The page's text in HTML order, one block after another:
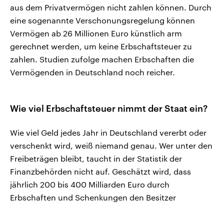
aus dem Privatvermögen nicht zahlen können. Durch
eine sogenannte Verschonungsregelung können
Vermögen ab 26 Millionen Euro künstlich arm
gerechnet werden, um keine Erbschaftsteuer zu
zahlen. Studien zufolge machen Erbschaften die
Vermögenden in Deutschland noch reicher.
Wie viel Erbschaftsteuer nimmt der Staat ein?
Wie viel Geld jedes Jahr in Deutschland vererbt oder
verschenkt wird, weiß niemand genau. Wer unter den
Freibeträgen bleibt, taucht in der Statistik der
Finanzbehörden nicht auf. Geschätzt wird, dass
jährlich 200 bis 400 Milliarden Euro durch
Erbschaften und Schenkungen den Besitzer